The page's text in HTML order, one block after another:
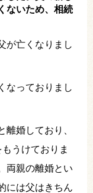
ないため、相続
が亡くなりまし
なっておりまし
離婚しており、
うけておりま
両親の離婚とい
には父はきちん